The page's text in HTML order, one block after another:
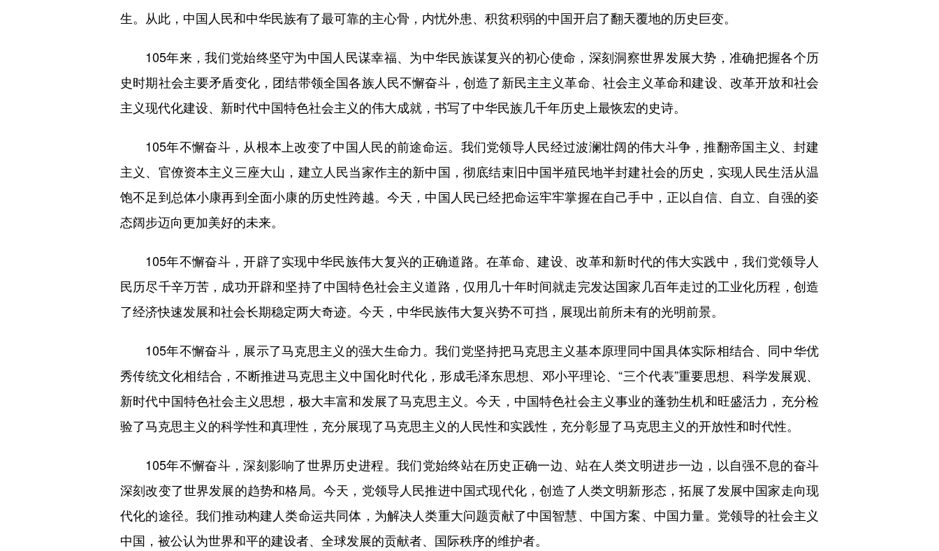
生。从此，中国人民和中华民族有了最可靠的主心骨，内忧外患、积贫积弱的中国开启了翻天覆地的历史巨变。
105年来，我们党始终坚守为中国人民谋幸福、为中华民族谋复兴的初心使命，深刻洞察世界发展大势，准确把握各个历
史时期社会主要矛盾变化，团结带领全国各族人民不懈奋斗，创造了新民主主义革命、社会主义革命和建设、改革开放和社会
主义现代化建设、新时代中国特色社会主义的伟大成就，书写了中华民族几千年历史上最恢宏的史诗。
105年不懈奋斗，从根本上改变了中国人民的前途命运。我们党领导人民经过波澜壮阔的伟大斗争，推翻帝国主义、封建
主义、官僚资本主义三座大山，建立人民当家作主的新中国，彻底结束旧中国半殖民地半封建社会的历史，实现人民生活从温
饱不足到总体小康再到全面小康的历史性跨越。今天，中国人民已经把命运牢牢掌握在自己手中，正以自信、自立、自强的姿
态阔步迈向更加美好的未来。
105年不懈奋斗，开辟了实现中华民族伟大复兴的正确道路。在革命、建设、改革和新时代的伟大实践中，我们党领导人
民历尽千辛万苦，成功开辟和坚持了中国特色社会主义道路，仅用几十年时间就走完发达国家几百年走过的工业化历程，创造
了经济快速发展和社会长期稳定两大奇迹。今天，中华民族伟大复兴势不可挡，展现出前所未有的光明前景。
105年不懈奋斗，展示了马克思主义的强大生命力。我们党坚持把马克思主义基本原理同中国具体实际相结合、同中华优
秀传统文化相结合，不断推进马克思主义中国化时代化，形成毛泽东思想、邓小平理论、“三个代表”重要思想、科学发展观、
新时代中国特色社会主义思想，极大丰富和发展了马克思主义。今天，中国特色社会主义事业的蓬勃生机和旺盛活力，充分检
验了马克思主义的科学性和真理性，充分展现了马克思主义的人民性和实践性，充分彰显了马克思主义的开放性和时代性。
105年不懈奋斗，深刻影响了世界历史进程。我们党始终站在历史正确一边、站在人类文明进步一边，以自强不息的奋斗
深刻改变了世界发展的趋势和格局。今天，党领导人民推进中国式现代化，创造了人类文明新形态，拓展了发展中国家走向现
代化的途径。我们推动构建人类命运共同体，为解决人类重大问题贡献了中国智慧、中国方案、中国力量。党领导的社会主义
中国，被公认为世界和平的建设者、全球发展的贡献者、国际秩序的维护者。